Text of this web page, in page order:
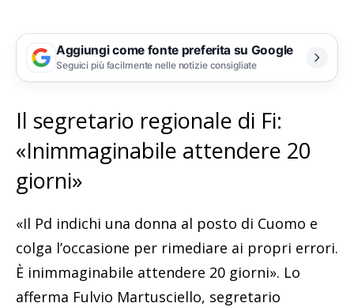
Aggiungi come fonte preferita su Google
Seguici più facilmente nelle notizie consigliate
Il segretario regionale di Fi:
«Inimmaginabile attendere 20
giorni»
«Il Pd indichi una donna al posto di Cuomo e
colga l’occasione per rimediare ai propri errori.
È inimmaginabile attendere 20 giorni». Lo
afferma Fulvio Martusciello, segretario